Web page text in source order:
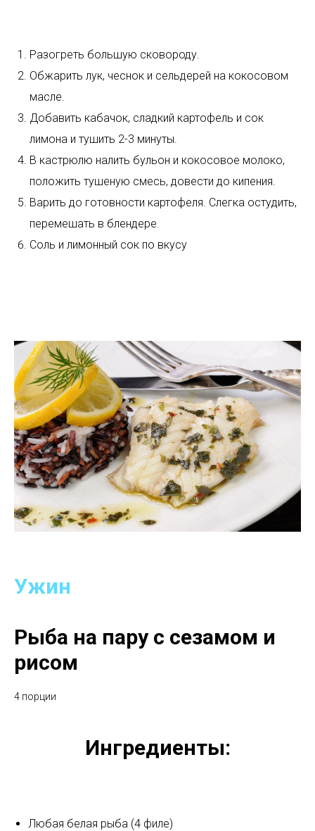
Разогреть большую сковороду.
Обжарить лук, чеснок и сельдерей на кокосовом
масле.
Добавить кабачок, сладкий картофель и сок
лимона и тушить 2-3 минуты.
В кастрюлю налить бульон и кокосовое молоко,
положить тушеную смесь, довести до кипения.
Варить до готовности картофеля. Слегка остудить,
перемешать в блендере.
Соль и лимонный сок по вкусу
Ужин
Рыба на пару с сезамом и
рисом
4 порции
Ингредиенты:
Любая белая рыба (4 филе)